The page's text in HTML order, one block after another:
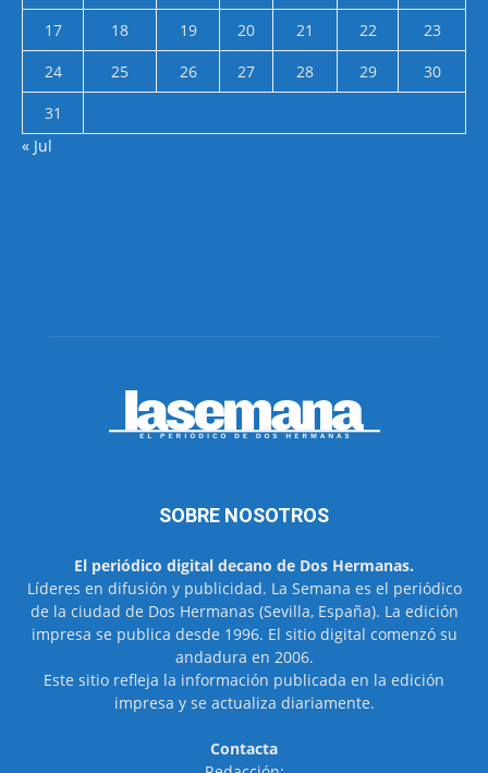
17
18 19 20 21 22
23
24
25 26 27 28 29
30
31
« Jul
SOBRE NOSOTROS
El periódico digital decano de Dos Hermanas.
Líderes en difusión y publicidad. La Semana es el periódico
de la ciudad de Dos Hermanas (Sevilla, España). La edición
impresa se publica desde 1996. El sitio digital comenzó su
andadura en 2006.
Este sitio refleja la información publicada en la edición
impresa y se actualiza diariamente.
Contacta